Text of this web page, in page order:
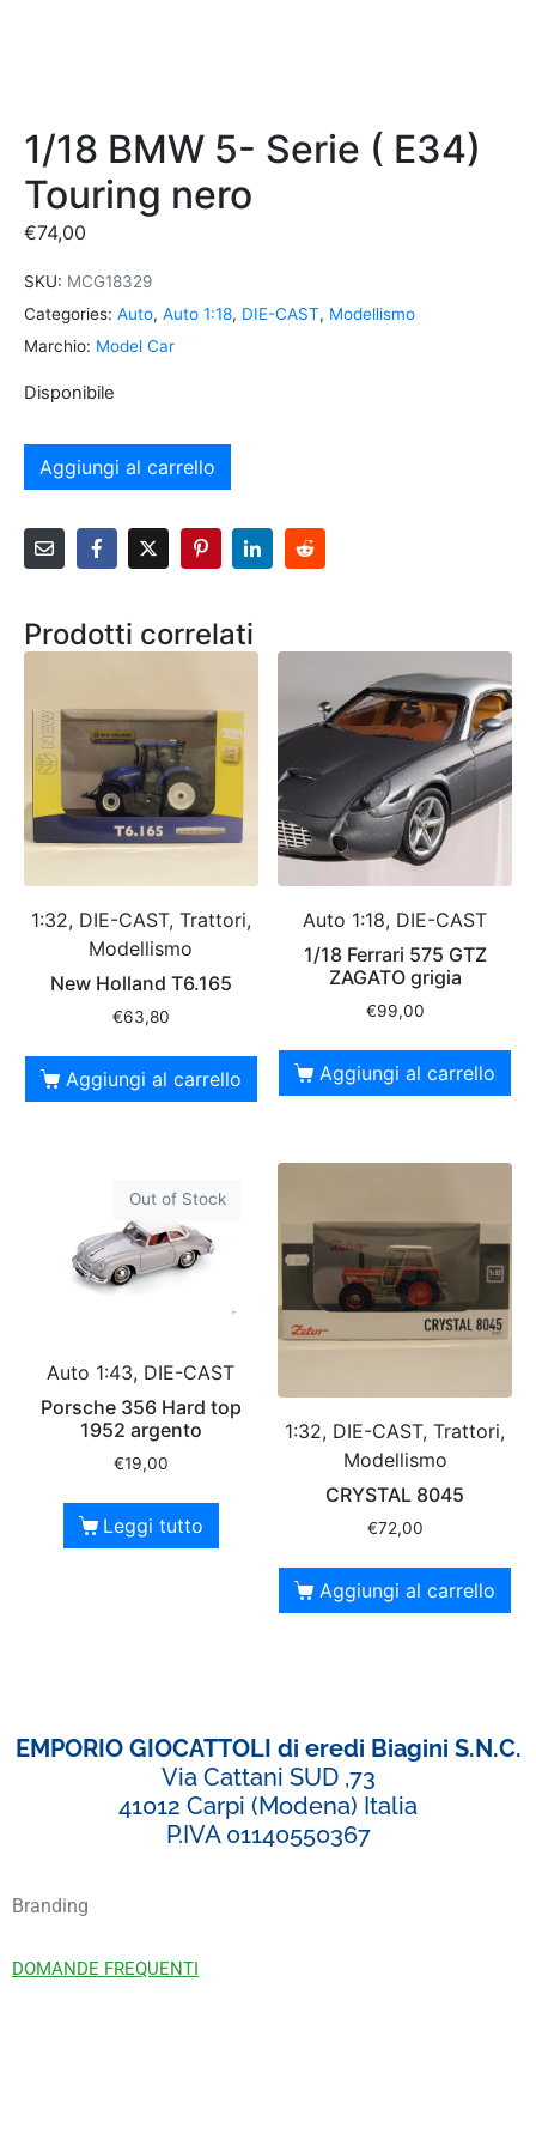
1/18 BMW 5- Serie ( E34)
Touring nero
€74,00
SKU: MCG18329
Categories: Auto, Auto 1:18, DIE-CAST, Modellismo
Marchio: Model Car
Disponibile
Aggiungi al carrello
Prodotti correlati
1:32, DIE-CAST, Trattori,
Modellismo
New Holland T6.165
€63,80
Aggiungi al carrello
Auto 1:18, DIE-CAST
1/18 Ferrari 575 GTZ
ZAGATO grigia
€99,00
Aggiungi al carrello
Out of Stock
Auto 1:43, DIE-CAST
Porsche 356 Hard top
1952 argento
€19,00
Leggi tutto
1:32, DIE-CAST, Trattori,
Modellismo
CRYSTAL 8045
€72,00
Aggiungi al carrello
EMPORIO GIOCATTOLI di eredi Biagini S.N.C.
Via Cattani SUD ,73
41012 Carpi (Modena) Italia
P.IVA 01140550367
Branding
DOMANDE FREQUENTI